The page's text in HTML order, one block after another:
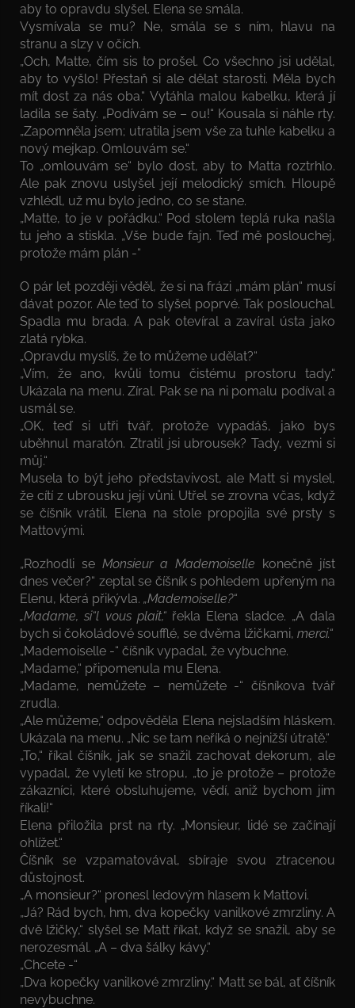
aby to opravdu slyšel. Elena se smála.
Vysmívala se mu? Ne, smála se s ním, hlavu na
stranu a slzy v očích.
„Och, Matte, čím sis to prošel. Co všechno jsi udělal,
aby to vyšlo! Přestaň si ale dělat starosti. Měla bych
mít dost za nás oba.“ Vytáhla malou kabelku, která jí
ladila se šaty. „Podívám se – ou!“ Kousala si náhle rty.
„Zapomněla jsem; utratila jsem vše za tuhle kabelku a
nový mejkap. Omlouvám se.“
To „omlouvám se“ bylo dost, aby to Matta roztrhlo.
Ale pak znovu uslyšel její melodický smích. Hloupě
vzhlédl, už mu bylo jedno, co se stane.
„Matte, to je v pořádku.“ Pod stolem teplá ruka našla
tu jeho a stiskla. „Vše bude fajn. Teď mě poslouchej,
protože mám plán -“
O pár let později věděl, že si na frázi „mám plán“ musí
dávat pozor. Ale teď to slyšel poprvé. Tak poslouchal.
Spadla mu brada. A pak otevíral a zavíral ústa jako
zlatá rybka.
„Opravdu myslíš, že to můžeme udělat?“
„Vím, že ano, kvůli tomu čistému prostoru tady.“
Ukázala na menu. Zíral. Pak se na ni pomalu podíval a
usmál se.
„OK, teď si utři tvář, protože vypadáš, jako bys
uběhnul maratón. Ztratil jsi ubrousek? Tady, vezmi si
můj.“
Musela to být jeho představivost, ale Matt si myslel,
že cítí z ubrousku její vůni. Utřel se zrovna včas, když
se číšník vrátil. Elena na stole propojila své prsty s
Mattovými.
„Rozhodli se Monsieur a Mademoiselle konečně jíst
dnes večer?“ zeptal se číšník s pohledem upřeným na
Elenu, která přikývla. „Mademoiselle?“
„Madame, si“l vous plait,“řekla Elena sladce. „A dala
bych si čokoládové soufflé, se dvěma lžičkami, merci.“
„Mademoiselle -“ číšník vypadal, že vybuchne.
„Madame,“ připomenula mu Elena.
„Madame, nemůžete – nemůžete -“ číšníkova tvář
zrudla.
„Ale můžeme,“ odpověděla Elena nejsladším hláskem.
Ukázala na menu. „Nic se tam neříká o nejnižší útratě.“
„To,“ říkal číšník, jak se snažil zachovat dekorum, ale
vypadal, že vyletí ke stropu, „to je protože – protože
zákazníci, které obsluhujeme, vědí, aniž bychom jim
říkali!“
Elena přiložila prst na rty. „Monsieur, lidé se začínají
ohlížet.“
Číšník se vzpamatovával, sbíraje svou ztracenou
důstojnost.
„A monsieur?“ pronesl ledovým hlasem k Mattovi.
„Já? Rád bych, hm, dva kopečky vanilkové zmrzliny. A
dvě lžičky,“ slyšel se Matt říkat, když se snažil, aby se
nerozesmál. „A – dva šálky kávy.“
„Chcete -“
„Dva kopečky vanilkové zmrzliny.“ Matt se bál, ať číšník
nevybuchne.